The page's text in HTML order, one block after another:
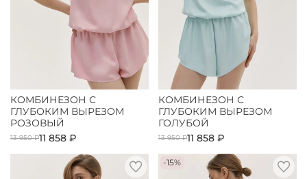
КОМБИНЕЗОН С
ГЛУБОКИМ ВЫРЕЗОМ
РОЗОВЫЙ
13 950 ₽11 858 ₽
КОМБИНЕЗОН С
ГЛУБОКИМ ВЫРЕЗОМ
ГОЛУБОЙ
13 950 ₽11 858 ₽
-15%